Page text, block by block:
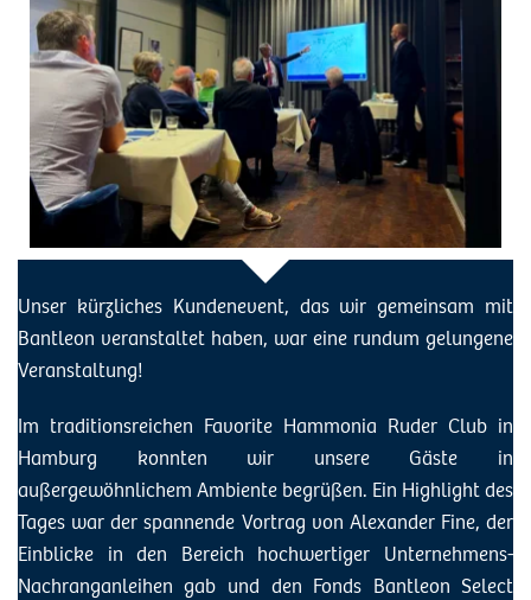
Unser kürzliches Kundenevent, das wir gemeinsam mit
Bantleon veranstaltet haben, war eine rundum gelungene
Veranstaltung!
Im traditionsreichen Favorite Hammonia Ruder Club in
Hamburg konnten wir unsere Gäste in
außergewöhnlichem Ambiente begrüßen. Ein Highlight des
Tages war der spannende Vortrag von Alexander Fine, der
Einblicke in den Bereich hochwertiger Unternehmens-
Nachranganleihen gab und den Fonds Bantleon Select